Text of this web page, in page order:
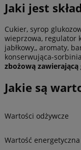
Jaki jest
Cukier, syrop
wieprzowa, regulator
jabłkowy,, aromaty,
konserwująca-
zbożową
Jakie są
Wartości odżywcze
Wartość energetyczna